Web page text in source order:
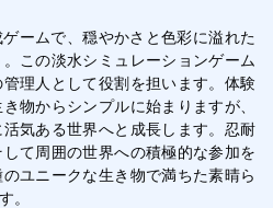
ームで、穏やかさと色彩に溢れた
この淡水シミュレーションゲーム
理人として役割を担います。体験
物からシンプルに始まりますが、
気ある世界へと成長します。忍耐
て周囲の世界への積極的な参加を
ユニークな生き物で満ちた素晴ら
。